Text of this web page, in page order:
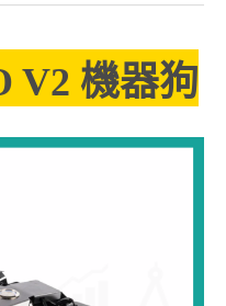
V2 機器狗